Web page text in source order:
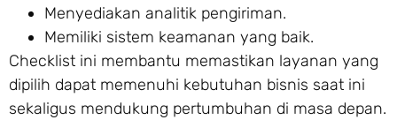
Menyediakan analitik pengiriman.
Memiliki sistem keamanan yang baik.
Checklist ini membantu memastikan layanan yang
dipilih dapat memenuhi kebutuhan bisnis saat ini
sekaligus mendukung pertumbuhan di masa depan.